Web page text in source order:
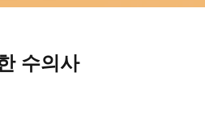
수의사